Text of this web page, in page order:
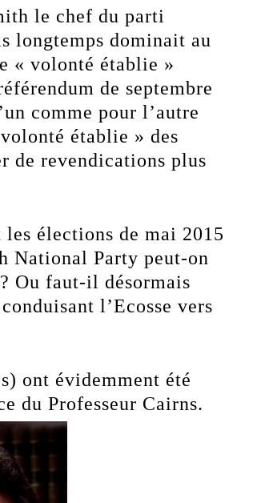
le chef du parti
longtemps dominait au
« volonté établie »
de septembre
comme pour l’autre
établie » des
de revendications plus
élections de mai 2015
National Party peut-on
Ou faut-il désormais
l’Ecosse vers
ont évidemment été
du Professeur Cairns.